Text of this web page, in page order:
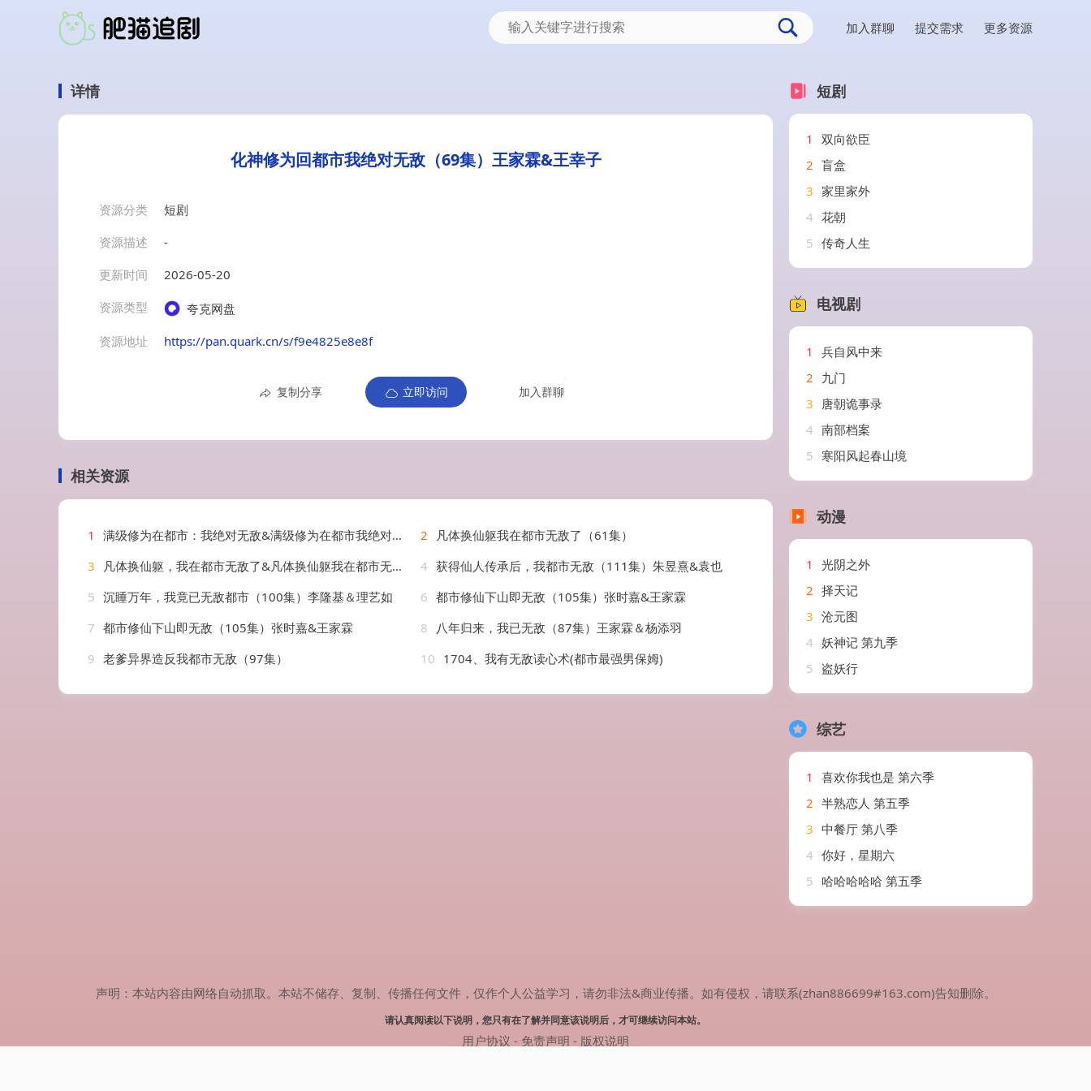
加入群聊 提交需求 更多资源
详情
化神修为回都市我绝对无敌（69集）王家霖&王幸子
资源分类
短剧
资源描述
-
更新时间
2026-05-20
资源类型
夸克网盘
资源地址
https://pan.quark.cn/s/f9e4825e8e8f
复制分享 立即访问 加入群聊
相关资源
1 满级修为在都市：我绝对无敌&满级修为在都市我绝对无敌（80集）张锦亮&华越 2
凡体换仙躯我在都市无敌了（61集）
3
凡体换仙躯，我在都市无敌了&凡体换仙躯我在都市无敌了（61集）AI短剧 4 获得仙人传承后，我都市无敌（111集）朱昱熹&袁也
5 沉睡万年，我竟已无敌都市（100集）李隆基＆理艺如 6 都市修仙下山即无敌（105集）张时嘉&王家霖
7 都市修仙下山即无敌（105集）张时嘉&王家霖 8
八年归来，我已无敌（87集）王家霖＆杨添羽
9 老爹异界造反我都市无敌（97集） 10 1704、我有无敌读心术(都市最强男保姆)
短剧
1
双向欲臣
2 盲盒
3 家里家外
4 花朝
5 传奇人生
电视剧
1
兵自风中来
2 九门
3 唐朝诡事录
4 南部档案
5 寒阳风起春山境
动漫
1
光阴之外
2 择天记
3 沧元图
4 妖神记 第九季
5 盗妖行
综艺
1
喜欢你我也是 第六季
2 半熟恋人 第五季
3 中餐厅 第八季
4 你好，星期六
5 哈哈哈哈哈 第五季
声明：本站内容由网络自动抓取。本站不储存、复制、传播任何文件，仅作个人公益学习，请勿非法&商业传播。如有侵权，请联系(zhan886699#163.com)告知删除。
请认真阅读以下说明，您只有在了解并同意该说明后，才可继续访问本站。
用户协议 - 免责声明 - 版权说明